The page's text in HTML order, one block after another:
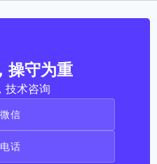
操守为重
技术咨询
信
话